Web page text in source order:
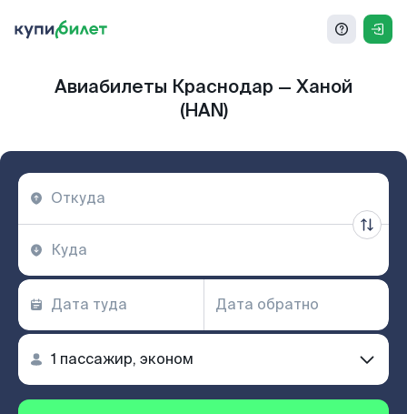
Авиабилеты Краснодар — Ханой
(HAN)